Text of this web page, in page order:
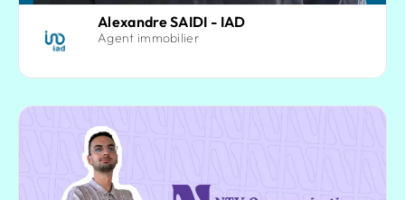
Alexandre SAIDI - IAD
Agent immobilier